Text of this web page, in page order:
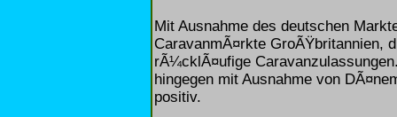
Mit Ausnahme des deutschen
CaravanmÃ¤rkte GroÃŸbritannien,
rÃ¼cklÃ¤ufige
hingegen mit Ausnahme von
positiv.